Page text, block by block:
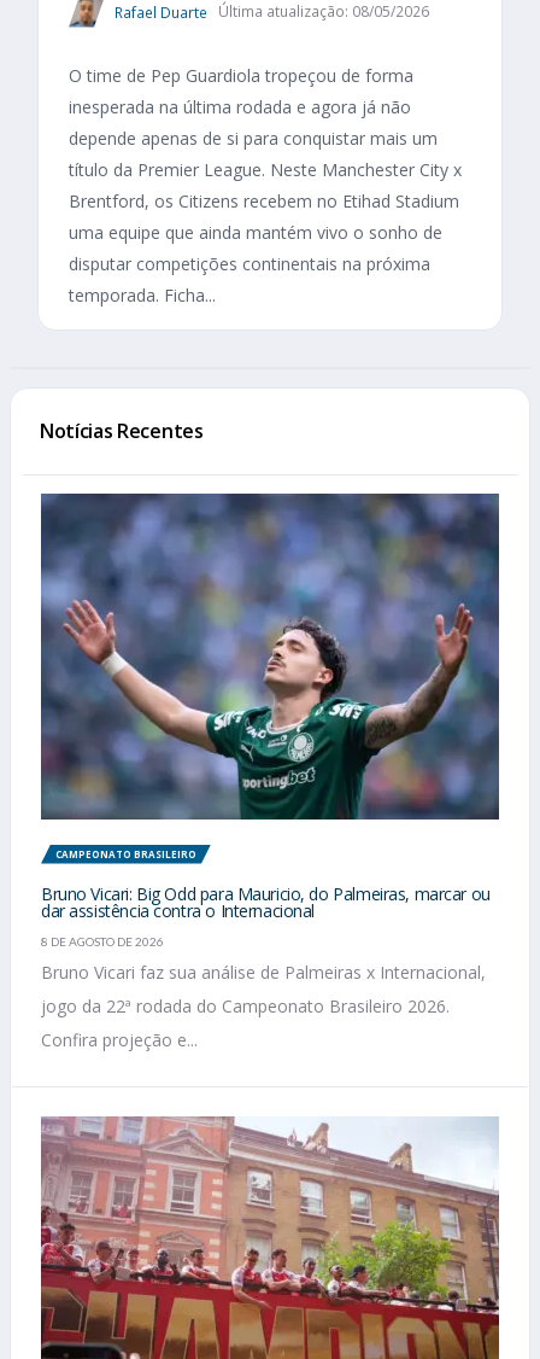
Rafael Duarte Última atualização: 08/05/2026
O time de Pep Guardiola tropeçou de forma
inesperada na última rodada e agora já não
depende apenas de si para conquistar mais um
título da Premier League. Neste Manchester City x
Brentford, os Citizens recebem no Etihad Stadium
uma equipe que ainda mantém vivo o sonho de
disputar competições continentais na próxima
temporada. Ficha...
Notícias Recentes
CAMPEONATO BRASILEIRO
Bruno Vicari: Big Odd para Mauricio, do Palmeiras, marcar ou
dar assistência contra o Internacional
8 DE AGOSTO DE 2026
Bruno Vicari faz sua análise de Palmeiras x Internacional,
jogo da 22ª rodada do Campeonato Brasileiro 2026.
Confira projeção e...